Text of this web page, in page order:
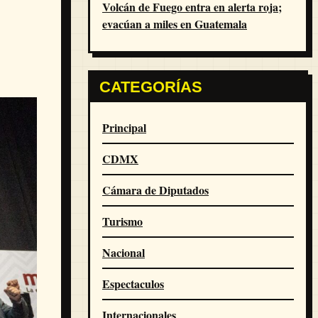
Volcán de Fuego entra en alerta roja;
evacúan a miles en Guatemala
CATEGORÍAS
Principal
CDMX
Cámara de Diputados
Turismo
Nacional
Espectaculos